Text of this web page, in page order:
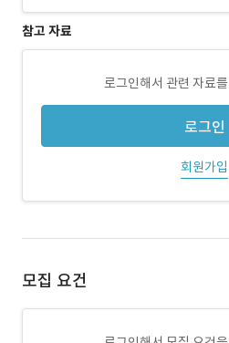
참고 자료
로그인해서 관련 자료
로그인
회원가입
모집 요건